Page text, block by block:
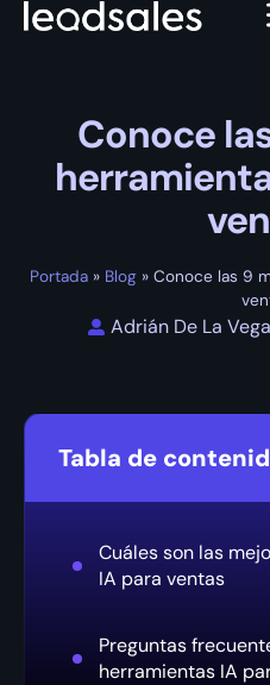
Conoce
Portada» Blog» Conoce las 9
Adrián De La Vega
Tabla de
Cuáles son las
IA para ventas
Preguntas
herramientas IA